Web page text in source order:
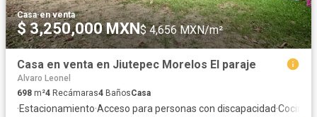
Casa·en venta
$ 3,250,000 MXN$ 4,656 MXN/m²
Casa en venta en Jiutepec Morelos El paraje
Alvaro Leonel
698 m²4 Recámaras4 BañosCasa
·Estacionamiento·Acceso para personas con discapacidad·Cocina